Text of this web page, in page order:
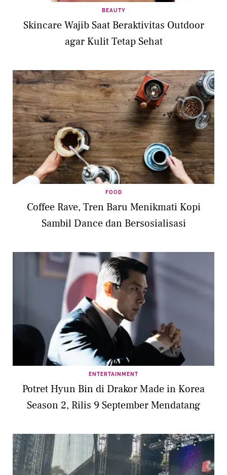
BEAUTY
Skincare Wajib Saat Beraktivitas Outdoor
agar Kulit Tetap Sehat
FOOD
Coffee Rave, Tren Baru Menikmati Kopi
Sambil Dance dan Bersosialisasi
ENTERTAINMENT
Potret Hyun Bin di Drakor Made in Korea
Season 2, Rilis 9 September Mendatang